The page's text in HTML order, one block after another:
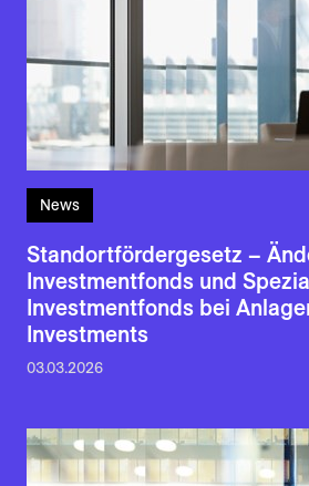
News
Standortfördergesetz –
Investmentfonds und
Investmentfonds bei
Investments
03.03.2026